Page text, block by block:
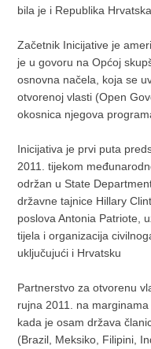
bila je i Republika Hrvatska.
Začetnik Inicijative je
je u govoru na Općoj
osnovna načela, koja se
otvorenoj vlasti (Open
okosnica njegova
Inicijativa je prvi puta
2011. tijekom
održan u State
državne tajnice Hillary
poslova Antonia Patriote,
tijela i organizacija
uključujući i Hrvatsku
Partnerstvo za otvorenu
rujna 2011. na
kada je osam država
(Brazil, Meksiko, Filipini,